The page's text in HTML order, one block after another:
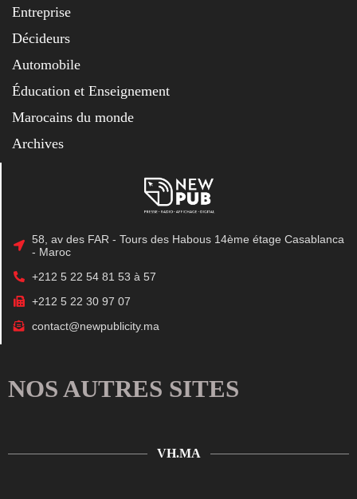
Entreprise
Décideurs
Automobile
Éducation et Enseignement
Marocains du monde
Archives
58, av des FAR - Tours des Habous 14ème étage Casablanca
- Maroc
+212 5 22 54 81 53 à 57
+212 5 22 30 97 07
contact@newpublicity.ma
NOS AUTRES SITES
VH.MA